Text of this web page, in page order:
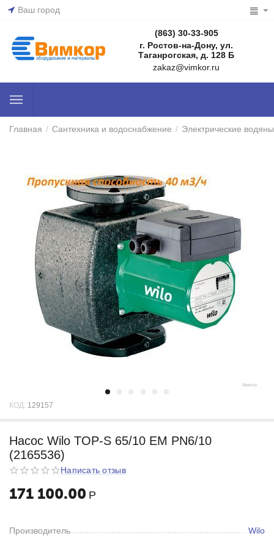
Ваш город
(863) 30-33-905
г. Ростов-на-Дону, ул.
Таганрогская, д. 128 Б
zakaz@vimkor.ru
Главная / Сантехника и водоснабжение / Электрические
КОД: 129157
Насос Wilo TOP-S 65/10 EM PN6/10
(2165536)
Написать отзыв
171 100.00 Р
Производитель Wilo